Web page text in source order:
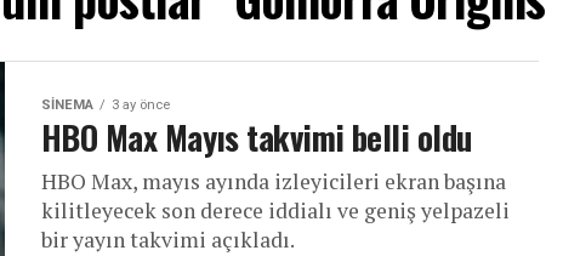
SINEMA 3 ay önce
HBO Max Mayıs takvimi belli oldu
HBO Max, mayıs ayında izleyicileri ekran başına
kilitleyecek son derece iddialı ve geniş yelpazeli
bir yayın takvimi açıkladı.